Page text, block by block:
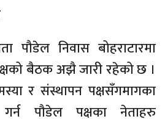
पौडेल निवास बोहराटारमा
बैठक अझै जारी रहेको छ ।
र संस्थापन पक्षसँगमागका
पौडेल पक्षका नेताहरु